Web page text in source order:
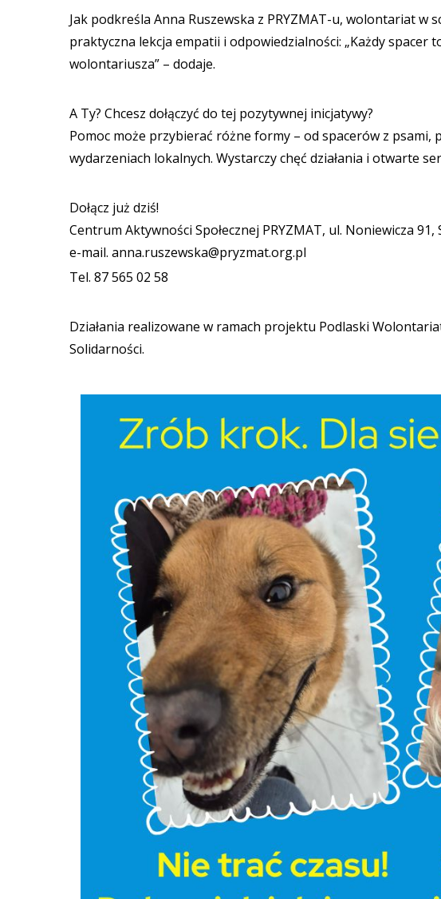
Jak podkreśla Anna Ruszewska z PRYZMAT-u, wolontariat
praktyczna lekcja empatii i odpowiedzialności: „Każdy spacer
wolontariusza” – dodaje.
A Ty? Chcesz dołączyć do tej pozytywnej inicjatywy?
Pomoc może przybierać różne formy – od spacerów z psami,
wydarzeniach lokalnych. Wystarczy chęć działania i otwarte
Dołącz już dziś!
Centrum Aktywności Społecznej PRYZMAT, ul. Noniewicza 91,
e-mail. anna.ruszewska@pryzmat.org.pl
Tel. 87 565 02 58
Działania realizowane w ramach projektu Podlaski
Solidarności.